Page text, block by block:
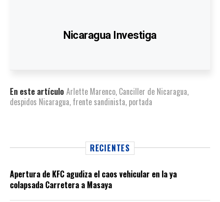
Nicaragua Investiga
En este artículo Arlette Marenco, Canciller de Nicaragua,
despidos Nicaragua, frente sandinista, portada
RECIENTES
Apertura de KFC agudiza el caos vehicular en la ya
colapsada Carretera a Masaya